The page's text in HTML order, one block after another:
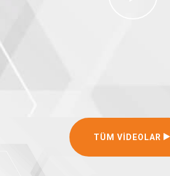
TÜM VIDEOLAR